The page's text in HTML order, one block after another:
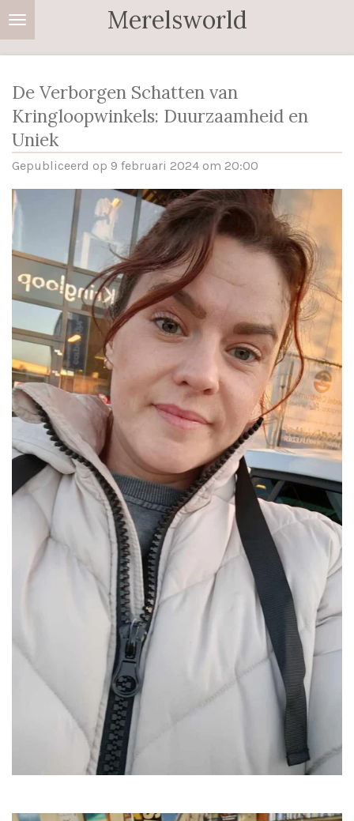
Ga
direct
hoofdinhoud
Merelsworld
De Verborgen Schatten van
Kringloopwinkels: Duurzaamheid en
Uniek
Gepubliceerd op 9 februari 2024 om 20:00